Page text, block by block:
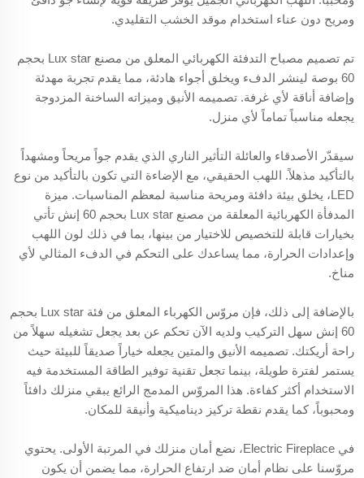
ومريح دون عناء استخدام موقد الخشب التقليدي.
تم تصميم مصباح التدفئة الكهربائي المعلق من مصنع Lux star بحجم
60 بوصة لينشر الدفء ويخلق أجواء هادئة، مما يقدم تجربة مهدئة
وإضافة أناقة لأي غرفة. تصميمه الأنيق وميزاته الساخنة المزدوجة
يجعله مناسباً تماماً لأي منزل.
سيقدّر الأصدقاء والعائلة التأثير الناري الذي يقدم جواً مريحاً ومشهداً
بالتأكيد مذهلاً. اللهب الحقيقي، مع الإضاءة التي تكون بالتأكيد من نوع
LED، يخلق بيئة دافئة ومريحة مناسبة لمعظم المناسبات. ميزة
المدفأة الكهربائية المعلقة من مصنع Lux star بحجم 60 إنش تأتي
بخيارات قابلة للتخصيص للاختيار من بينها، بما في ذلك لون اللهب
وإعدادات الحرارة، مما يساعدك على التحكم في الدفء المثالي لأي
مناخ.
بالإضافة إلى ذلك، فإن مروّس الكهرباء المعلق من فئة Lux star بحجم
60 إنش سهل التركيب ولديه الآن تحكم عن بعد يجعل تشغيله سهلاً من
راحة أريكتك. تصميمه الأنيق والمتين يجعله خياراً صديقاً للبيئة حيث
يستمر لفترة طويلة، بينما تجعل تقنية توفير الطاقة المستخدمة فيه
الاستخدام أكثر كفاءة. هذا المروّس المدمج الرائع يبقي منزلك دافئاً
ومحبوباً، كما يقدم نقطة تركيز ديناميكية وأنيقة للمكان.
في Electric Fireplace، نضع أمان منزلك في المرتبة الأولى. يحتوي
مروّسنا على نظام أمان ضد ارتفاع الحرارة، مما يضمن أن يكون